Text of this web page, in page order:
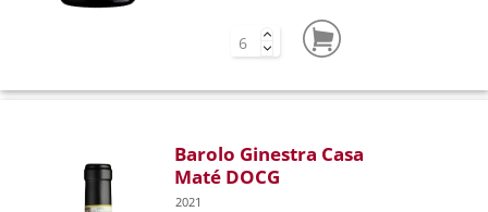
Barolo Ginestra Casa
Maté DOCG
2021